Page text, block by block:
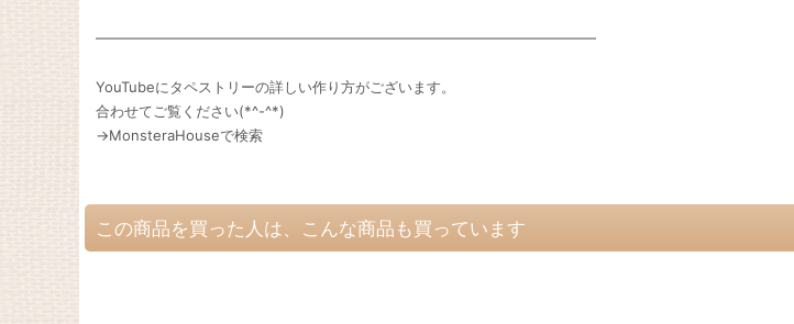
━━━━━━━━━━━━━━━━━━━━━━━━━━━━━━━━━━━
YouTubeにタペストリーの詳しい作り方がございます。
合わせてご覧ください(*^-^*)
→MonsteraHouseで検索
この商品を買った人は、こんな商品も買っています